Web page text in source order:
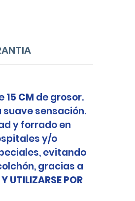
15 CM de grosor.
sensación.
y forrado en
y/o
evitando
gracias a
UTILIZARSE POR